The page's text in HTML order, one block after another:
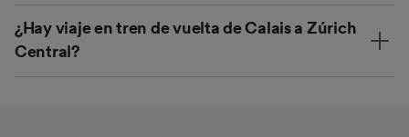
¿Hay viaje en tren de vuelta de Calais a Zúrich
Central?